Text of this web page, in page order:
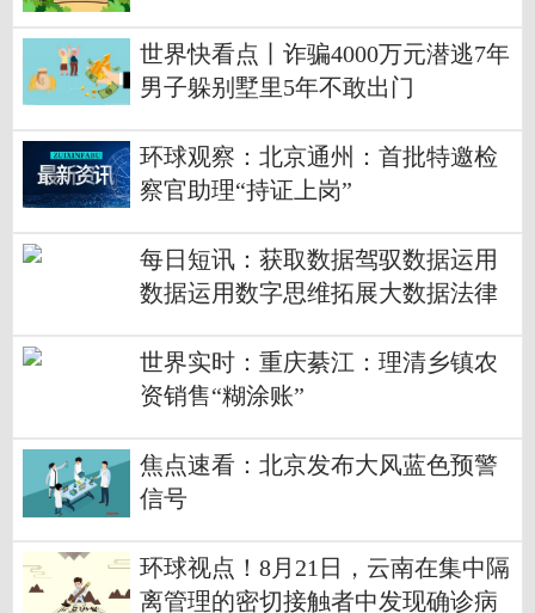
世界快看点丨诈骗4000万元潜逃7年
男子躲别墅里5年不敢出门
环球观察：北京通州：首批特邀检
察官助理“持证上岗”
每日短讯：获取数据驾驭数据运用
数据运用数字思维拓展大数据法律
世界实时：重庆綦江：理清乡镇农
资销售“糊涂账”
焦点速看：北京发布大风蓝色预警
信号
环球视点！8月21日，云南在集中隔
离管理的密切接触者中发现确诊病